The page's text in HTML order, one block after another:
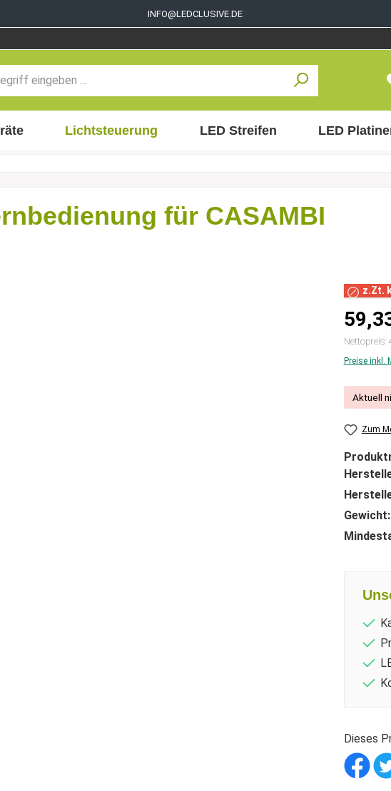
INFO@LEDCLUSIVE.DE
Lichtsteuerung LED Streifen LED
für CASAMBI
z.Zt.
Nettopreis:
Preise inkl.
Aktuell
Zum
Gewicht:
Dieses